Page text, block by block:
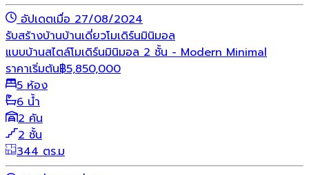
อัปเดตเมื่อ 27/08/2024
รับสร้างบ้านบ้านเดี่ยวโมเดิร์นมินิมอล
แบบบ้านสไตล์โมเดิร์นมินิมอล 2 ชั้น - Modern Minimal
ราคาเริ่มต้น฿5,850,000
5 ห้อง
6 น้ำ
2 คัน
2 ชั้น
344 ตร.ม